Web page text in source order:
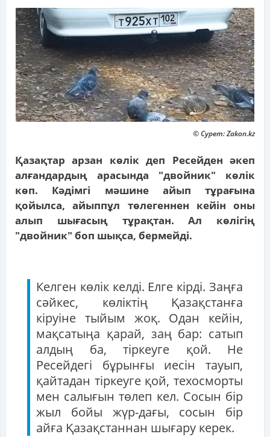
© Сурет: Zakon.kz
Қазақтар арзан көлік деп Ресейден әкеп
алғандардың арасында "двойник" көлік
көп. Кәдімгі мәшине айып тұрағына
қойылса, айыппұл төлегеннен кейін оны
алып шығасың тұрақтан. Ал көлігің
"двойник" боп шықса, бермейді.
Келген көлік келді. Елге кірді. Заңға
сәйкес, көліктің Қазақстанға
кіруіне тыйым жоқ. Одан кейін,
мақсатыңа қарай, заң бар: сатып
алдың ба, тіркеуге қой. Не
Ресейдегі бұрынғы иесін тауып,
қайтадан тіркеуге қой, техосморты
мен салығын төлеп кел. Сосын бір
жыл бойы жүр-дағы, сосын бір
айға Қазақстаннан шығару керек.